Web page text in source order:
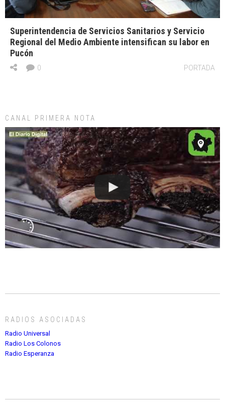
Superintendencia de Servicios Sanitarios y Servicio
Regional del Medio Ambiente intensifican su labor en
Pucón
PORTADA
0
CANAL PRIMERA NOTA
RADIOS ASOCIADAS
Radio Universal
Radio Los Colonos
Radio Esperanza